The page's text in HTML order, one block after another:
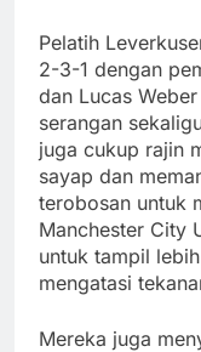
Pelatih
2-3-1 dengan
dan Lucas
serangan
juga cukup rajin
sayap dan
terobosan untuk
Manchester City
untuk tampil
mengatasi
Mereka juga